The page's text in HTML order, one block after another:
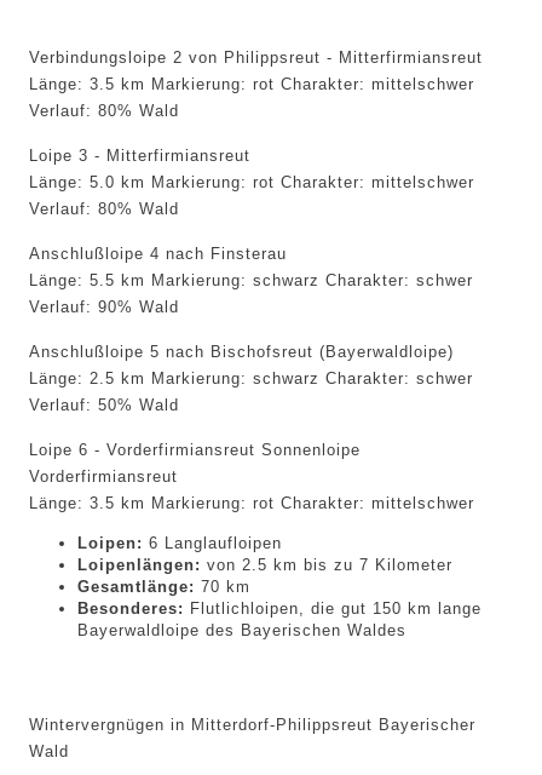
Verbindungsloipe 2 von Philippsreut - Mitterfirmiansreut
Länge: 3.5 km Markierung: rot Charakter: mittelschwer
Verlauf: 80% Wald
Loipe 3 - Mitterfirmiansreut
Länge: 5.0 km Markierung: rot Charakter: mittelschwer
Verlauf: 80% Wald
Anschlußloipe 4 nach Finsterau
Länge: 5.5 km Markierung: schwarz Charakter: schwer
Verlauf: 90% Wald
Anschlußloipe 5 nach Bischofsreut (Bayerwaldloipe)
Länge: 2.5 km Markierung: schwarz Charakter: schwer
Verlauf: 50% Wald
Loipe 6 - Vorderfirmiansreut Sonnenloipe
Vorderfirmiansreut
Länge: 3.5 km Markierung: rot Charakter: mittelschwer
Loipen: 6 Langlaufloipen
Loipenlängen: von 2.5 km bis zu 7 Kilometer
Gesamtlänge: 70 km
Besonderes: Flutlichloipen, die gut 150 km lange
Bayerwaldloipe des Bayerischen Waldes
Wintervergnügen in Mitterdorf-Philippsreut Bayerischer
Wald